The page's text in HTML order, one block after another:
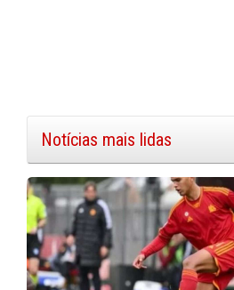
Notícias mais lidas